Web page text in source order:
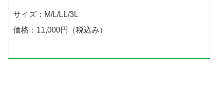
サイズ：M/L/LL/3L
価格：11,000円（税込み）